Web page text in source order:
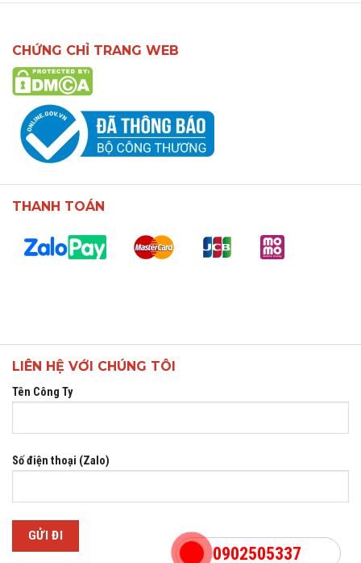
0902505337
CHỨNG CHỈ TRANG WEB
THANH TOÁN
LIÊN HỆ VỚI CHÚNG TÔI
Tên Công Ty
Số điện thoại (Zalo)